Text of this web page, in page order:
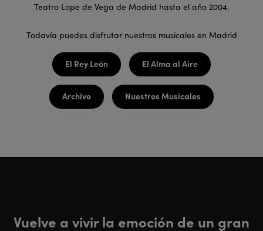
Teatro Lope de Vega de Madrid hasta el año 2004.
Todavía puedes disfrutar nuestros musicales en Madrid
El Rey León El Alma al Aire
Archivo Nuestros Musicales
Vuelve a vivir la emoción de un gran